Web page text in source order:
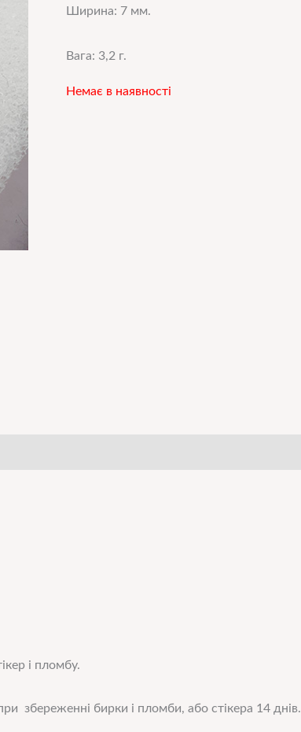
Ширина: 7 мм.
Вага: 3,2 г.
Немає в наявності
і пломбу.
збереженні бирки і пломби, або стікера 14 днів.